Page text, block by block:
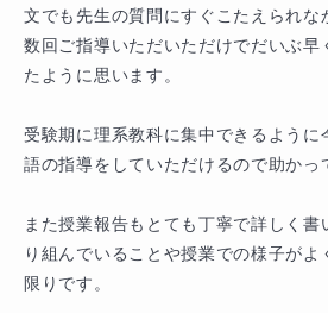
文でも先生の質問にすぐこたえられな
数回ご指導いただいただけでだいぶ早
たように思います。
受験期に理系教科に集中できるように
語の指導をしていただけるので助かっ
また授業報告もとても丁寧で詳しく書
り組んでいることや授業での様子が
限りです。